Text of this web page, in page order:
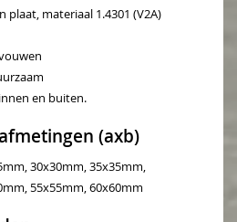
plaat, materiaal 1.4301 (V2A)
en buiten.
(axb)
30x30mm, 35x35mm,
55x55mm, 60x60mm